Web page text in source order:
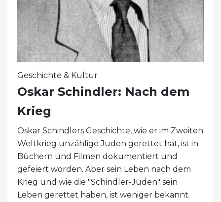
Geschichte & Kultur
Oskar Schindler: Nach dem
Krieg
Oskar Schindlers Geschichte, wie er im Zweiten
Weltkrieg unzählige Juden gerettet hat, ist in
Büchern und Filmen dokumentiert und
gefeiert worden. Aber sein Leben nach dem
Krieg und wie die "Schindler-Juden" sein
Leben gerettet haben, ist weniger bekannt.